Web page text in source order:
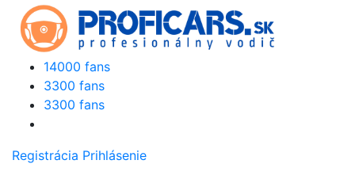
14000 fans
3300 fans
3300 fans
Registrácia Prihlásenie